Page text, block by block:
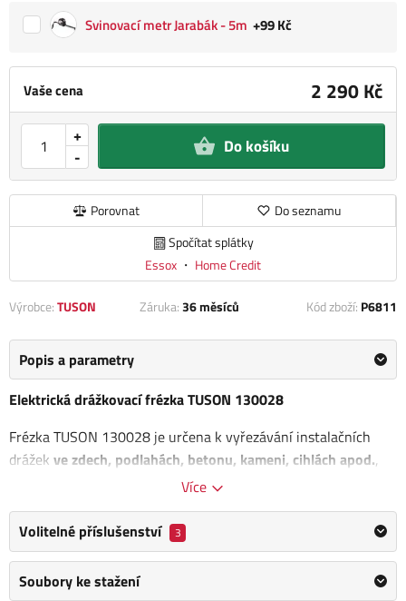
Vaše cena 2 290 Kč
-
+ Do košíku
Porovnat
Do seznamu
Spočítat splátky
Essox ・ Home Credit
Svinovací metr Jarabák - 5m +99 Kč
Výrobce:TUSON Záruka:36 měsíců Kód zboží: P6811
Popis a parametry
Elektrická drážkovací frézka TUSON 130028
Frézka TUSON 130028 je určena k vyřezávání instalačních
drážek ve zdech, podlahách, betonu, kameni, cihlách apod.,
Součástí drážkovací frézky je isystém umožňující připojení
frézky k průmyslovému vysavači
Hloubka řezu: 8-30 mm
Více
Volitelné příslušenství 3
Soubory ke stažení